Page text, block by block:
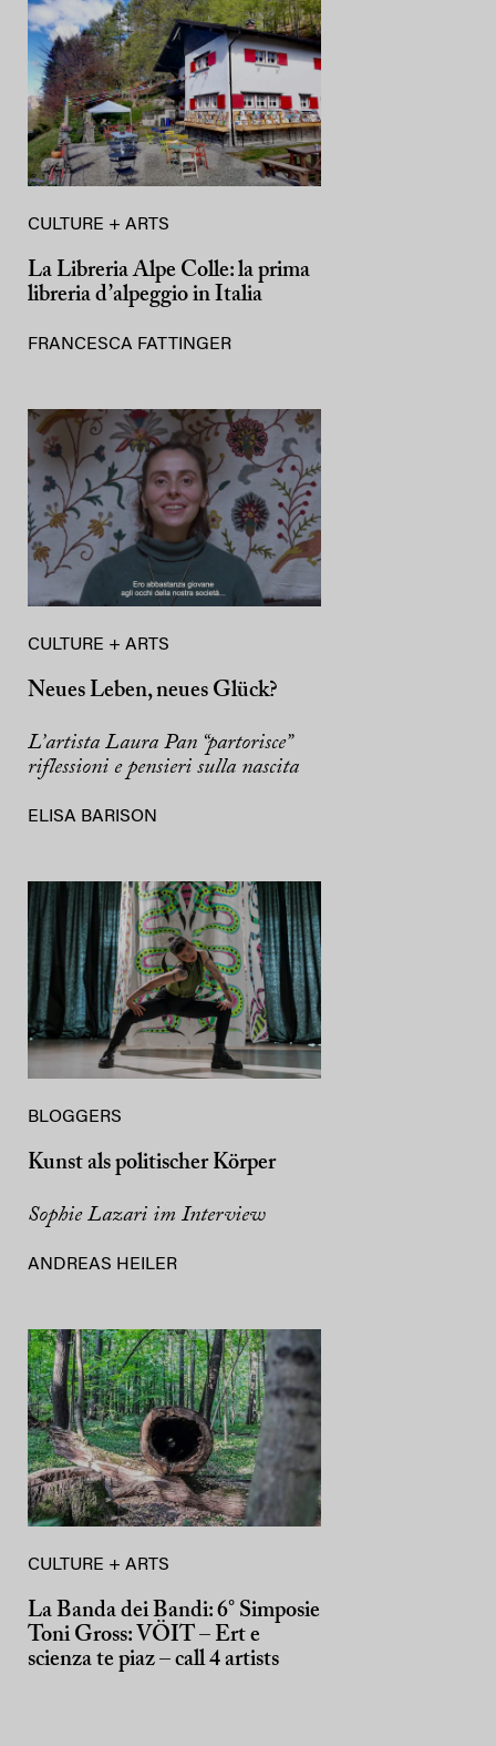
CULTURE + ARTS
La Libreria Alpe Colle: la prima
libreria d’alpeggio in Italia
FRANCESCA FATTINGER
CULTURE + ARTS
Neues Leben, neues Glück?
L’artista Laura Pan “partorisce”
riflessioni e pensieri sulla nascita
ELISA BARISON
BLOGGERS
Kunst als politischer Körper
Sophie Lazari im Interview
ANDREAS HEILER
CULTURE + ARTS
La Banda dei Bandi: 6° Simposie
Toni Gross: VÖIT – Ert e
scienza te piaz – call 4 artists